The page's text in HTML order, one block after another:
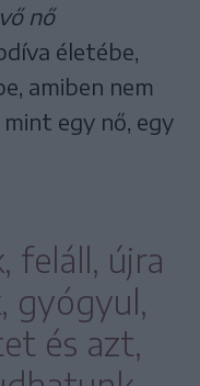
nő
életébe,
amiben nem
egy nő, egy
feláll, újra
gyógyul,
és azt,